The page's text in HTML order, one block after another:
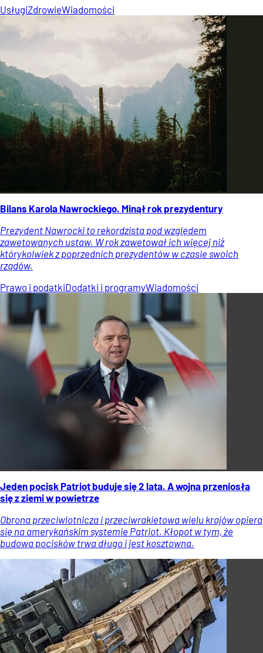
UsługiZdrowieWiadomości
Bilans Karola Nawrockiego. Minął rok prezydentury
Prezydent Nawrocki to rekordzista pod względem
zawetowanych ustaw. W rok zawetował ich więcej niż
którykolwiek z poprzednich prezydentów w czasie swoich
rządów.
Prawo i podatkiDodatki i programyWiadomości
Jeden pocisk Patriot buduje się 2 lata. A wojna przeniosła
się z ziemi w powietrze
Obrona przeciwlotnicza i przeciwrakietowa wielu krajów opiera
się na amerykańskim systemie Patriot. Kłopot w tym, że
budowa pocisków trwa długo i jest kosztowna.